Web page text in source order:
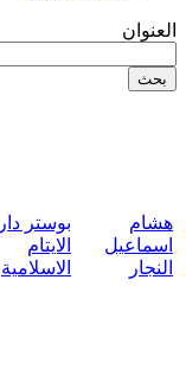
العنوان
هشام
اسماعيل
النجار
بوستر دار
الايتام
الاسلامية